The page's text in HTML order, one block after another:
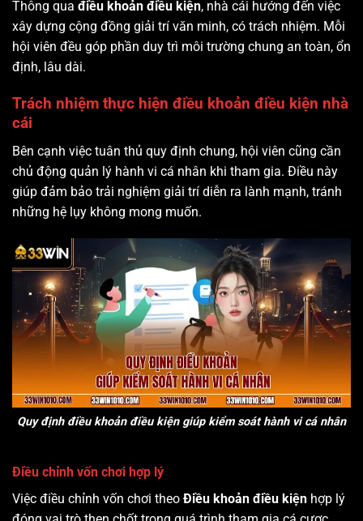
Thông qua điều khoản điều kiện, nhà cái hướng đến việc
xây dựng cộng đồng giải trí văn minh, có trách nhiệm. Mỗi
hội viên đều góp phần duy trì môi trường chung an toàn, ổn
định, lâu dài.
Trách nhiệm thực hiện điều khoản điều kiện nhà
cái
Bên cạnh việc tuân thủ quy định chung, hội viên cũng cần
chủ động quản lý hành vi cá nhân khi tham gia. Điều này
giúp đảm bảo trải nghiệm giải trí diễn ra lành mạnh, tránh
những hệ lụy không mong muốn.
Quy định điều khoản điều kiện giúp kiểm soát hành vi cá nhân
Điều chỉnh vốn chơi hợp lý
Việc điều chỉnh vốn chơi theo Điều khoản điều kiện hợp lý